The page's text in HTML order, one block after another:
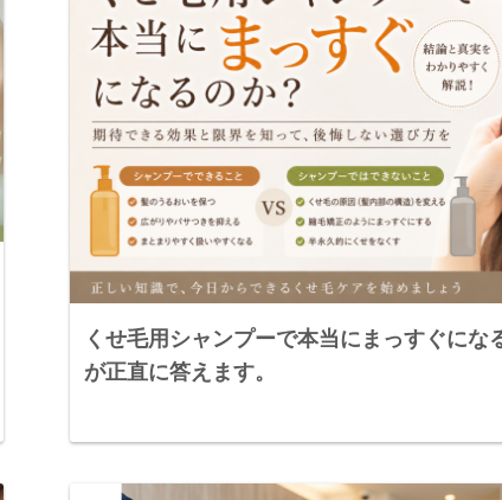
くせ毛用シャンプーで本当にまっすぐにな
が正直に答えます。